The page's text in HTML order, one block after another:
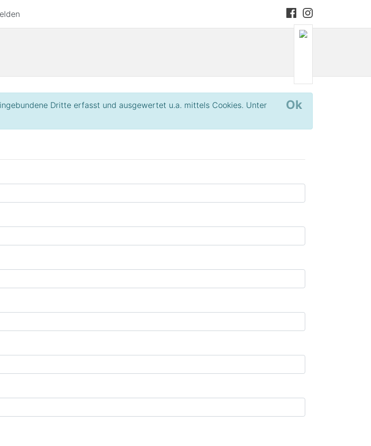
Dritte erfasst und ausgewertet u.a. mittels Cookies. Unter
Ok